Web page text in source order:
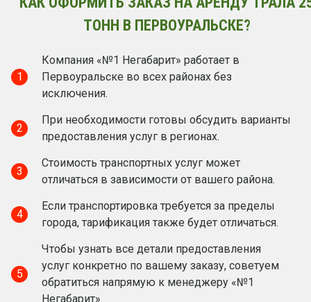
ТОНН В ПЕРВОУРАЛЬСКЕ?
1
Компания «№1 Негабарит» работает в
Первоуральске во всех районах без
исключения.
2
При необходимости готовы обсудить варианты
предоставления услуг в регионах.
3
Стоимость транспортных услуг может
отличаться в зависимости от вашего района.
4
Если транспортировка требуется за пределы
города, тарификация также будет отличаться.
5
Чтобы узнать все детали предоставления
услуг конкретно по вашему заказу, советуем
обратиться напрямую к менеджеру «№1
Негабарит».